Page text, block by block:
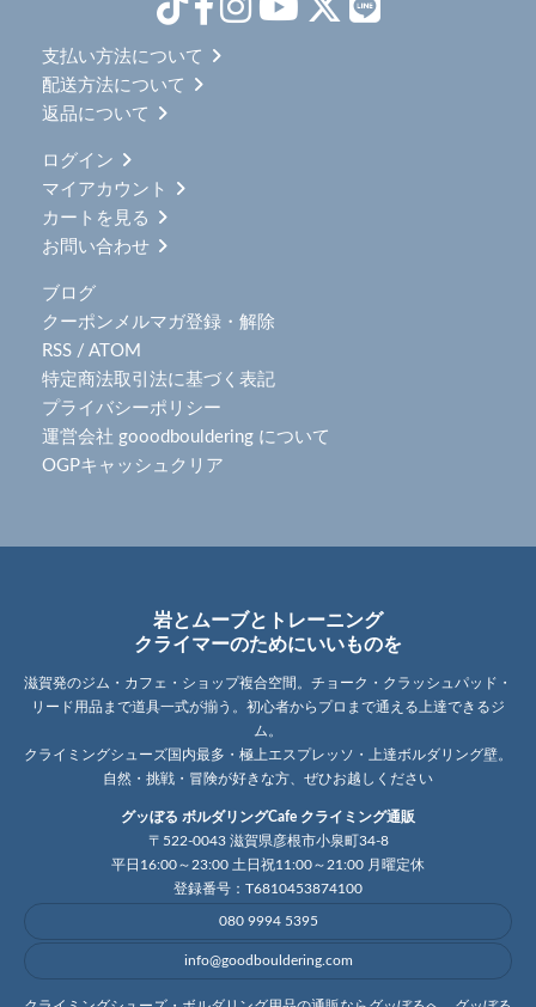
支払い方法について
配送方法について
返品について
ログイン
マイアカウント
カートを見る
お問い合わせ
ブログ
クーポンメルマガ登録・解除
RSS / ATOM
特定商法取引法に基づく表記
プライバシーポリシー
運営会社 gooodbouldering について
OGPキャッシュクリア
岩とムーブとトレーニング
クライマーのためにいいものを
滋賀発のジム・カフェ・ショップ複合空間。チョーク・クラッシュパッド・
リード用品まで道具一式が揃う。初心者からプロまで通える上達できるジ
ム。
クライミングシューズ国内最多・極上エスプレッソ・上達ボルダリング壁。
自然・挑戦・冒険が好きな方、ぜひお越しください
グッぼる ボルダリングCafe クライミング通販
〒522-0043 滋賀県彦根市小泉町34-8
平日16:00～23:00 土日祝11:00～21:00 月曜定休
登録番号：T6810453874100
080 9994 5395
info@goodbouldering.com